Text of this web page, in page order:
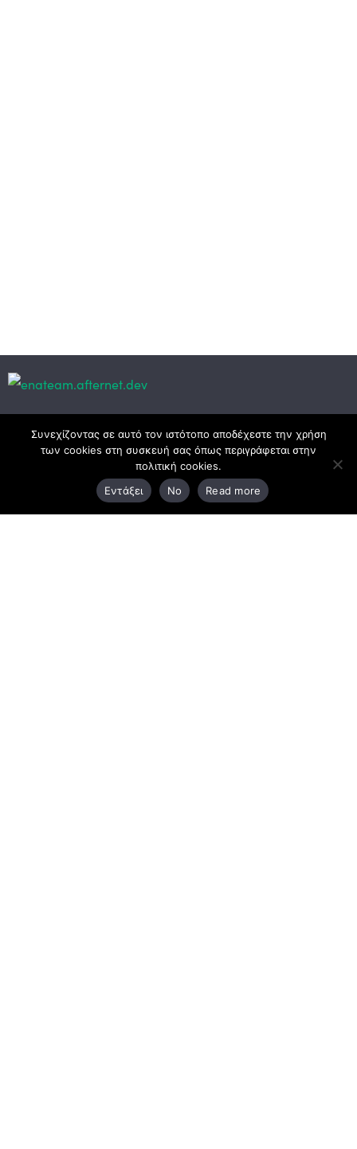
Κεντρικά γραφεία
3ο χλμ. Ε.Ο. Ξάνθης – Καβάλας, 671 00 Ξάνθη
Συνεχίζοντας σε αυτό τον ιστότοπο αποδέχεστε την χρήση
των cookies στη συσκευή σας όπως περιγράφεται στην
πολιτική cookies.
Εντάξει
No Read more